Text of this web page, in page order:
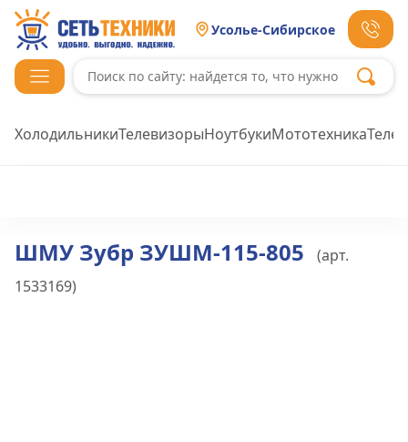
Усолье-Сибирское
ХолодильникиТелевизорыНоутбукиМототехника
ШМУ Зубр ЗУШМ-115-805
(арт.
1533169)